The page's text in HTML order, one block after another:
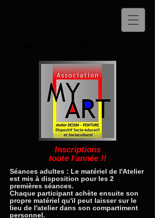
Inscriptions
toute l'année !!
Séances adultes : Le matériel de l'Atelier
est mis à disposition pour les 2
premières séances.
Chaque participant achète ensuite son
propre matériel qu'il peut laisser sur le
lieu de l'atelier dans son compartiment
personnel.